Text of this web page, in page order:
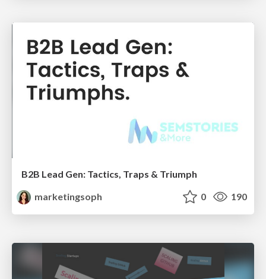
B2B Lead Gen: Tactics, Traps & Triumph
marketingsoph
0 190